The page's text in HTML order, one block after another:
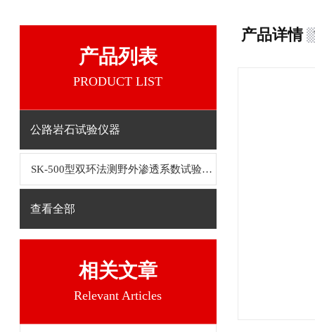
产品列表
PRODUCT LIST
公路岩石试验仪器
SK-500型双环法测野外渗透系数试验装置
查看全部
相关文章
Relevant Articles
产品详情